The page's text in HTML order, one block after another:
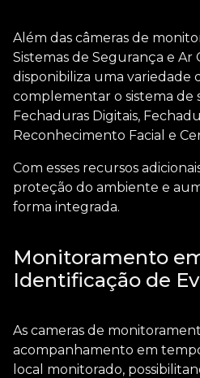
Além das câmeras de
Sistemas de Segurança e Ar
disponibiliza uma variedade
complementar o sistema de
Fechaduras Digitais,
Reconhecimento Facial e
Com esses recursos
proteção do ambiente e
forma integrada.
Monitoramento
Identificação de
As cameras de
acompanhamento em
local monitorado,